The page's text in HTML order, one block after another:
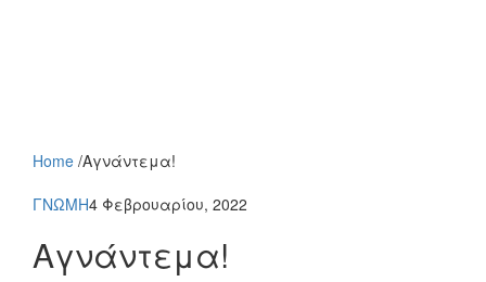
Home /Αγνάντεμα!
ΓΝΩΜΗ4 Φεβρουαρίου, 2022
Αγνάντεμα!